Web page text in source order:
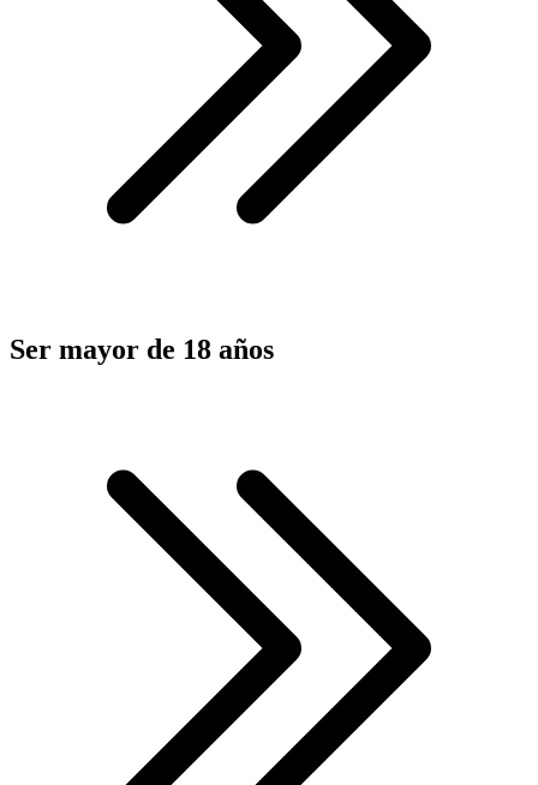
Ser mayor de 18 años